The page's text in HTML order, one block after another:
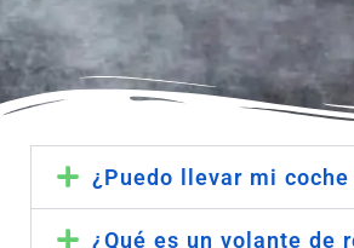
¿Puedo llevar mi
¿Qué es un volante de